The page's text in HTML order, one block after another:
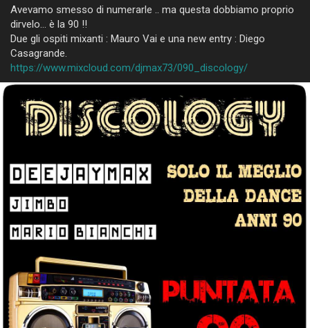
via, aperitivi come se non ci fosse un domani. Scorte
pressoché infinite di prosecco, bevuto da calici scintillanti che
però diventavano ben presto opachi, a causa delle dita unte di
chi non vuole rinunciare a massicce dosi di finger food.
Poco prima degli sposi, arrivavano i fotografi e gli addetti al
video, a passo sostenuto, con le loro fotocamere e
videocamere, carichi di zaini e borse come degli alpinisti
tecnologici. Ho sempre cercato di dissetarli appena li vedevo,
ben sapendo che dopo le impegnative sessioni di scatti e
L’arrivo degli sposi, fantastici, acclamati da tutti, “Applauso più
urlo per gli sposiiii !!!”
E poi il pranzo / cena, io al tavolo con lo staff, o con chi
capitava, e “Ci commenti i giochi ?” e “Scusa vorremmo
proiettare il video” e “Puoi chiamare gli sposi dalla console ?”.
Tutti messi giù da gara, belli che più belli non si può.
E poi il caldo, le cravatte che sparivano, le invitate al cambio
scarpe, i primi segni di cedimento di chi era partito troppo
“accelerato”.
LA FESTA.
Il finale, con i saluti e i ringraziamenti, con gli sposi quasi
Avevamo smesso di numerarle .. ma questa dobbiamo proprio
dirvelo… è la 90 !!
Due gli ospiti mixanti : Mauro Vai e una new entry : Diego
Casagrande.
https://www.mixcloud.com/djmax73/090_discology/